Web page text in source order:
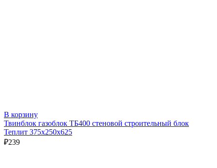
В корзину
Твинблок газоблок ТБ400 стеновой строительный блок
Теплит 375х250х625
₽239